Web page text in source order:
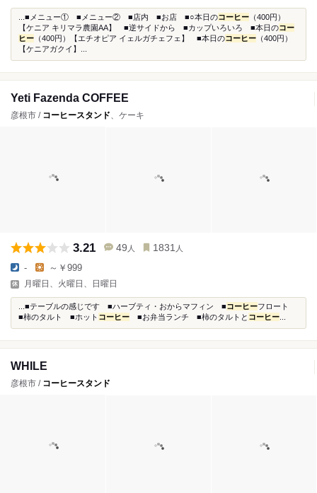
...■メニュー① ■メニュー② ■店内 ■お店 ■○本日のコーヒー （400円）
【ケニア キリマラ農園AA】 ■逆サイドから ■カップいろいろ ■本日のコー
ヒー （400円）【エチオピア イェルガチェフェ】 ■本日のコーヒー （400円）
【ケニアガクイ】...
Yeti Fazenda COFFEE
彦根市 / コーヒースタンド、ケーキ
3.21 49 人 1831 人
- ～￥999
月曜日、火曜日、日曜日
...■テーブルの感じです ■ハーブティ・おからマフィン ■コーヒーフロート
■柿のタルト ■ホット コーヒー ■お弁当ランチ ■柿のタルトと コーヒー
WHILE
彦根市 / コーヒースタンド